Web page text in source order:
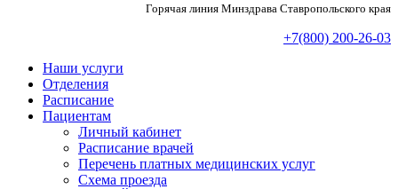
Горячая линия Минздрава Ставропольского края
+7(800) 200-26-03
Наши услуги
Отделения
Расписание
Пациентам
Личный кабинет
Расписание врачей
Перечень платных медицинских услуг
Схема проезда